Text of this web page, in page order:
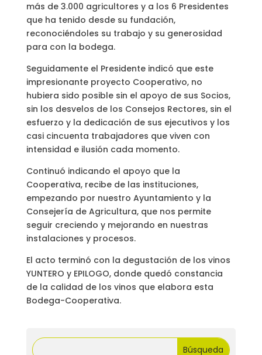
más de 3.000 agricultores y a los 6 Presidentes
que ha tenido desde su fundación,
reconociéndoles su trabajo y su generosidad
para con la bodega.
Seguidamente el Presidente indicó que este
impresionante proyecto Cooperativo, no
hubiera sido posible sin el apoyo de sus Socios,
sin los desvelos de los Consejos Rectores, sin el
esfuerzo y la dedicación de sus ejecutivos y los
casi cincuenta trabajadores que viven con
intensidad e ilusión cada momento.
Continuó indicando el apoyo que la
Cooperativa, recibe de las instituciones,
empezando por nuestro Ayuntamiento y la
Consejería de Agricultura, que nos permite
seguir creciendo y mejorando en nuestras
instalaciones y procesos.
El acto terminó con la degustación de los vinos
YUNTERO y EPILOGO, donde quedó constancia
de la calidad de los vinos que elabora esta
Bodega-Cooperativa.